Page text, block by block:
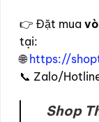
👉 Đặt mua
tại:
🌐https://
📞 Zalo/
Shop